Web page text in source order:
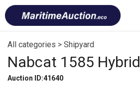
Skip
to
content
Font
size
tip
All categories > Shipyard
Nabcat 1585 Hybrid
Auction ID:41640